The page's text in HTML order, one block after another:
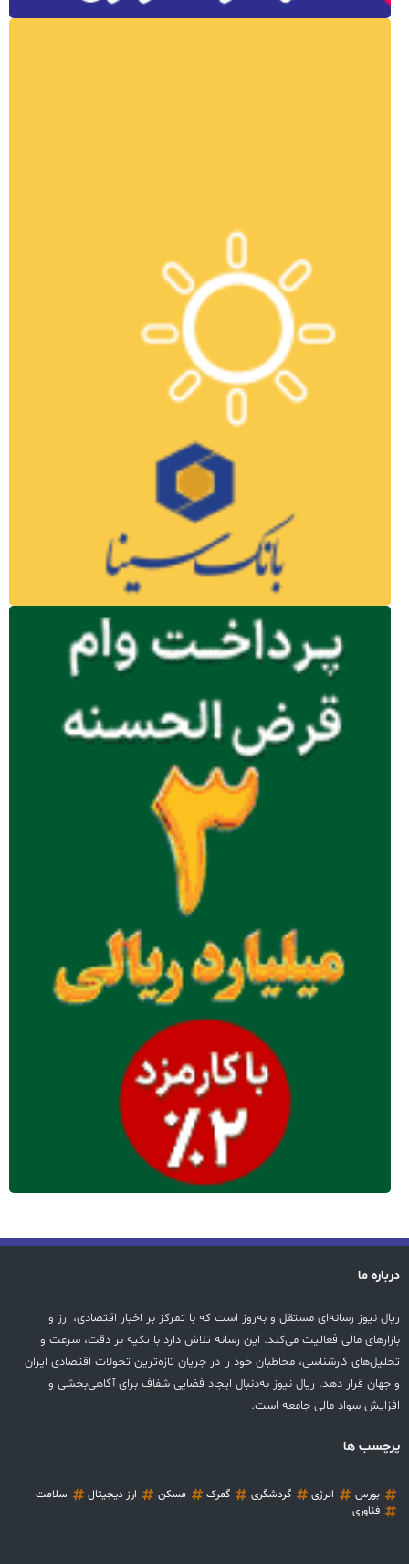
درباره ما
ریال نیوز رسانه‌ای مستقل و به‌روز است که با تمرکز بر اخبار اقتصادی، ارز و
بازارهای مالی فعالیت می‌کند. این رسانه تلاش دارد با تکیه بر دقت، سرعت و
تحلیل‌های کارشناسی، مخاطبان خود را در جریان تازه‌ترین تحولات اقتصادی ایران
و جهان قرار دهد. ریال نیوز به‌دنبال ایجاد فضایی شفاف برای آگاهی‌بخشی و
افزایش سواد مالی جامعه است.
پرچسب ها
بورس انرژی گردشگری گمرک مسکن ارز دیجیتال
سلامت
فناوری